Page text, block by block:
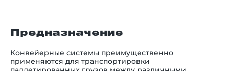
Предназначение
Конвейерные системы преимущественно
применяются для транспортировки